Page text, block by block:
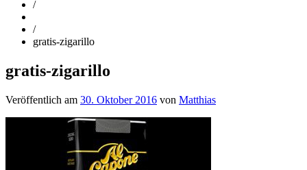
/
/
gratis-zigarillo
gratis-zigarillo
Veröffentlich am 30. Oktober 2016 von Matthias